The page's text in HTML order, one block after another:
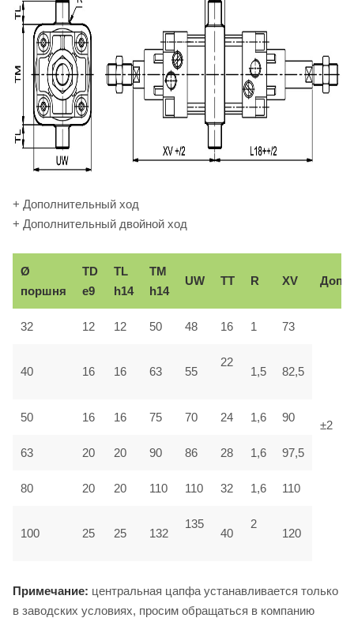
+ Дополнительный ход
+ Дополнительный двойной ход
Ø
поршня
TD
e9
TL
h14
TM
h14
UW TT R XV Доп.
32 12 12 50 48 16 1 73
±2
40 16 16 63 55
22
1,5 82,5
50 16 16 75 70 24 1,6 90
63 20 20 90 86 28 1,6 97,5
80 20 20 110 110 32 1,6 110
100 25 25 132
135
40
2
120
Примечание: центральная цапфа устанавливается только
в заводских условиях, просим обращаться в компанию